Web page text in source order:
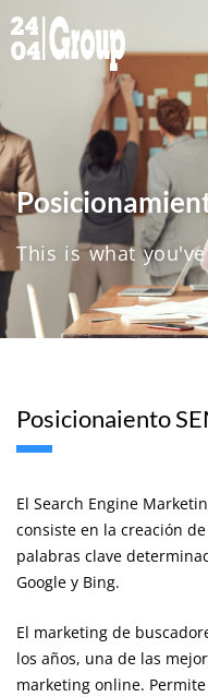
contenido
This is what
Posicionaiento
El Search Engine
consiste en la creación
palabras clave
Google y Bing.
El marketing de
los años, una de las
marketing online.